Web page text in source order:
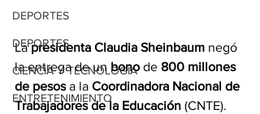
DEPORTES
DEPORTES
CIENCIA Y TECNOLOGÍA
ENTRETENIMIENTO
La presidenta Claudia Sheinbaum negó
la entrega de un bono de 800 millones
de pesos a la Coordinadora Nacional de
Trabajadores de la Educación (CNTE).